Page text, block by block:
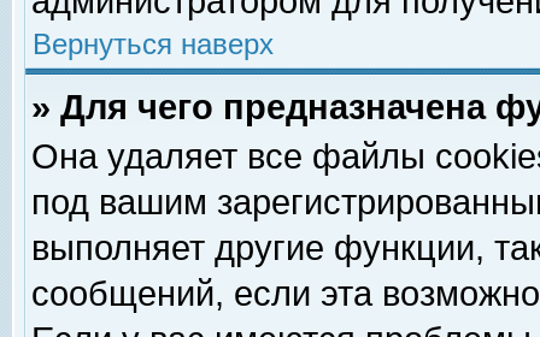
Вернуться наверх
» Для чего предназначена
Она удаляет все файлы
под вашим
выполняет другие функции,
сообщений, если эта